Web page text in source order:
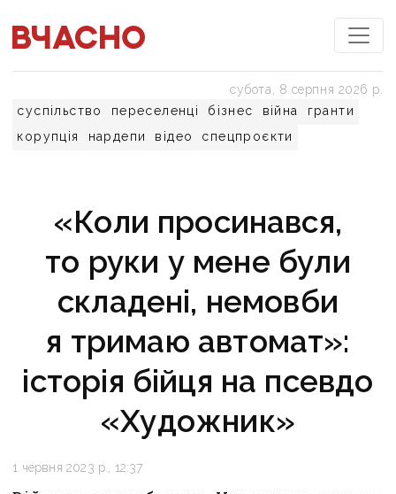
суспільство переселенці бізнес війна
гранти
корупція
нардепи відео спецпроєкти
субота, 8 серпня 2026 р.
«Коли просинався,
то руки у мене були
складені, немовби
я тримаю автомат»:
історія бійця на псевдо
«Художник»
1 червня 2023 р., 12:37